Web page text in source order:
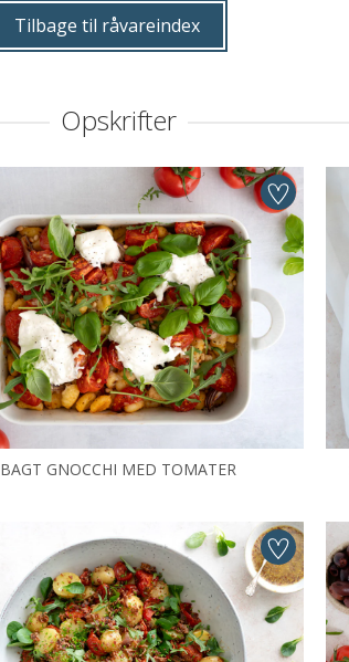
Tilbage til råvareindex
Opskrifter
BAGT GNOCCHI MED TOMATER